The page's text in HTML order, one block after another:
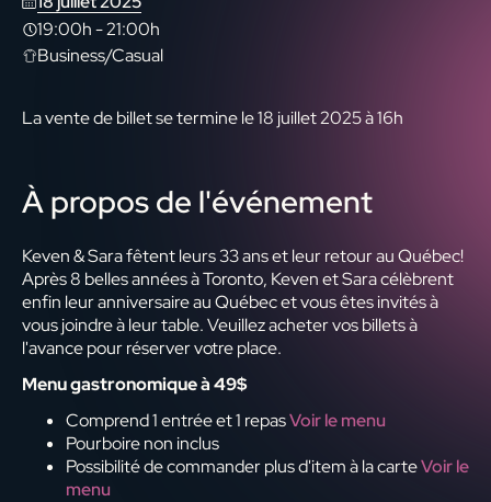
19:00h-21:00h
Business/Casual
La vente de billet se termine le 18 juillet 2025 à 16h
À propos de l'événement
Keven & Sara fêtent leurs 33 ans et leur retour au Québec!
Après 8 belles années à Toronto, Keven et Sara célèbrent
enfin leur anniversaire au Québec et vous êtes invités à
vous joindre à leur table. Veuillez acheter vos billets à
l'avance pour réserver votre place.
Menu gastronomique à 49$
Comprend 1 entrée et 1 repasVoir le menu
Pourboire non inclus
Possibilité de commander plus d'item à la carteVoir le
menu